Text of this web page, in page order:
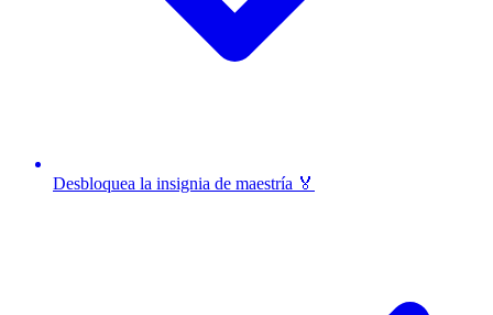
Desbloquea la insignia de maestría 🏅